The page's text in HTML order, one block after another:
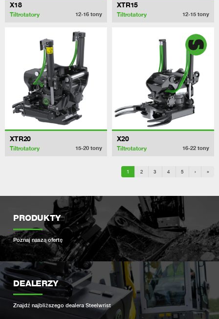
X18
Tiltrotatory 12-16 tony
XTR15
Tiltrotatory 12-15 tony
XTR20
Tiltrotatory 15-20 tony
X20
Tiltrotatory 16-22 tony
1 2 3 4 5 › »
PRODUKTY
Poznaj naszą ofertę
DEALERZY
Znajdź najbliższego dealera Steelwrist